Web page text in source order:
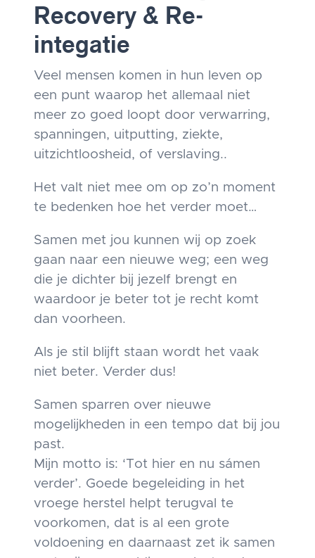
Recovery & Re-
integatie
Veel mensen komen in hun leven op
een punt waarop het allemaal niet
meer zo goed loopt door verwarring,
spanningen, uitputting, ziekte,
uitzichtloosheid, of verslaving..
Het valt niet mee om op zo’n moment
te bedenken hoe het verder moet…
Samen met jou kunnen wij op zoek
gaan naar een nieuwe weg; een weg
die je dichter bij jezelf brengt en
waardoor je beter tot je recht komt
dan voorheen.
Als je stil blijft staan wordt het vaak
niet beter. Verder dus!
Samen sparren over nieuwe
mogelijkheden in een tempo dat bij jou
past.
Mijn motto is: ‘Tot hier en nu sámen
verder’. Goede begeleiding in het
vroege herstel helpt terugval te
voorkomen, dat is al een grote
voldoening en daarnaast zet ik samen